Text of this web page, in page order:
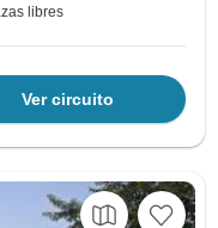
libres
Ver circuito